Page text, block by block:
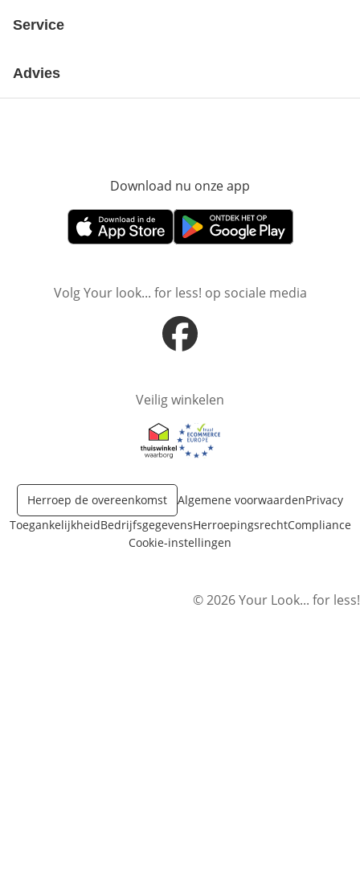
Service
Advies
Download nu onze app
Opent in nieuw vensterOpent in nieuw venster
Volg Your look... for less! op sociale media
Opent in nieuw venster
Veilig winkelen
Opent in nieuw venster
Opent in nieuw venster
Herroep de overeenkomst Algemene voorwaardenPrivacy
ToegankelijkheidBedrijfsgegevensHerroepingsrechtCompliance
Cookie-instellingen
© 2026 Your Look... for less!